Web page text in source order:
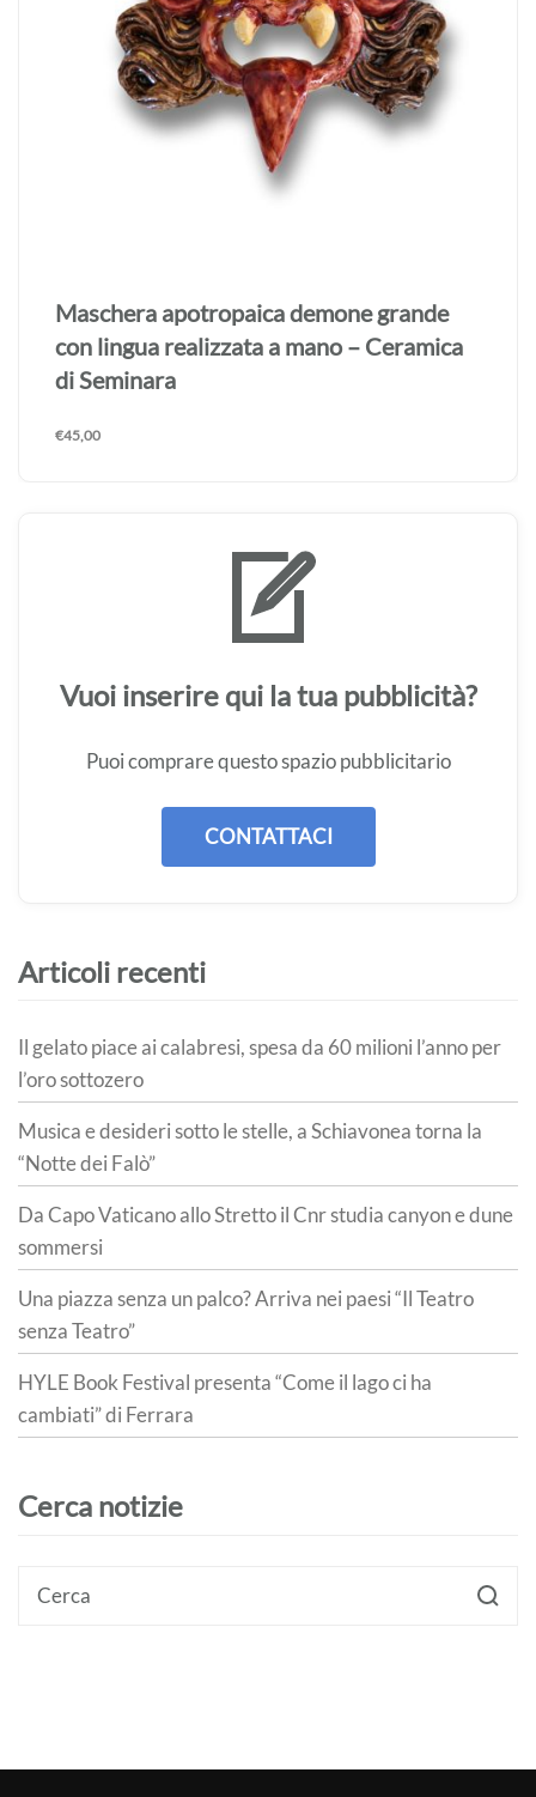
Maschera apotropaica demone grande
realizzata a mano – Ceramica di Seminara
Vuoi inserire qui la tua pubblicità?
Puoi comprare questo spazio pubblicitario
CONTATTACI
Articoli recenti
Il gelato piace ai calabresi, spesa da 60 milioni l’anno per
l’oro sottozero
Musica e desideri sotto le stelle, a Schiavonea torna la
“Notte dei Falò”
Da Capo Vaticano allo Stretto il Cnr studia canyon e dune
sommersi
Una piazza senza un palco? Arriva nei paesi “Il Teatro
senza Teatro”
HYLE Book Festival presenta “Come il lago ci ha
cambiati” di Ferrara
Cerca notizie